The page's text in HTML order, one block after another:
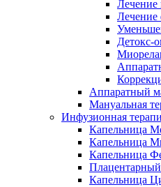
Лечение
Лечение
Детокс-
Аппаратный
Мануальная
Инфузионная
Капельница
Капельница
Капельница
Капельница